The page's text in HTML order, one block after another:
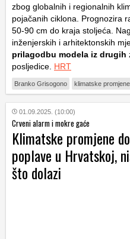
zbog globalnih i regionalnih
pojačanih ciklona. Prognozira
50-90 cm do kraja stoljeća.
inženjerskih i arhitektonskih
prilagodbu modela iz drugih
posljedice. HRT
Branko Grisogono klimatske promjene
01.09.2025. (10:00)
Crveni alarm i mokre gaće
Klimatske promjene
poplave u Hrvatskoj,
što dolazi